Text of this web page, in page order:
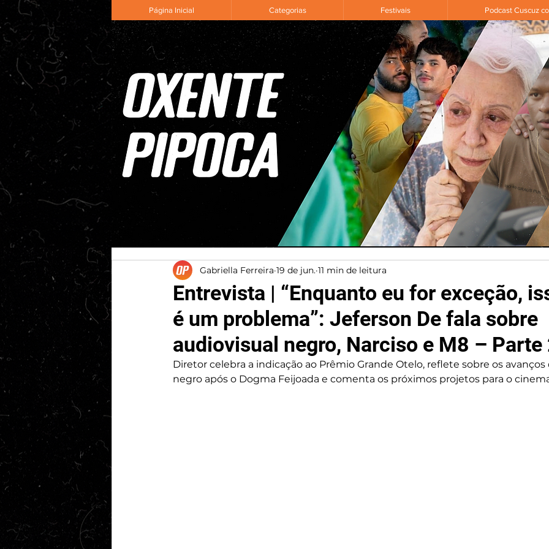
Página Inicial Categorias Festivais Podcast Cuscuz
Entrevista | “Enquanto eu for exceção,
é um problema”: Jeferson De fala sobre
audiovisual negro, Narciso e M8 – Parte
Gabriella Ferreira 19 de jun. 11 min de leitura
Diretor celebra a indicação ao Prêmio Grande Otelo, reflete sobre os
negro após o Dogma Feijoada e comenta os próximos projetos para o